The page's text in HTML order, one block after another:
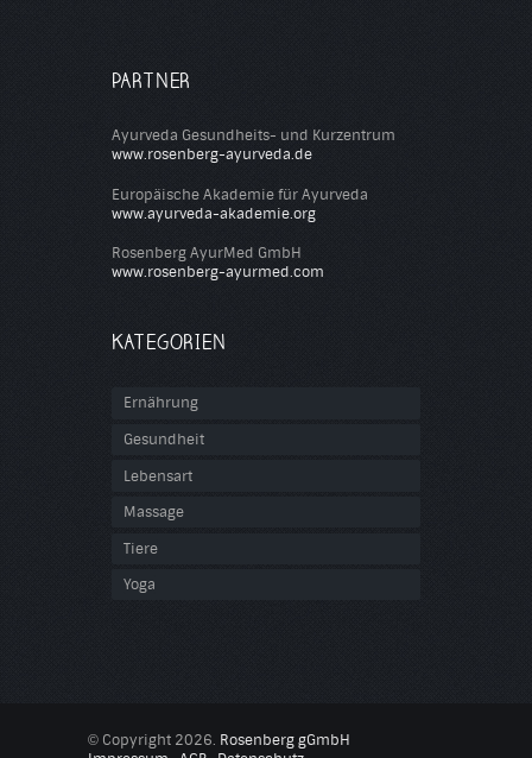
PARTNER
Ayurveda Gesundheits- und Kurzentrum
www.rosenberg-ayurveda.de
Europäische Akademie für Ayurveda
www.ayurveda-akademie.org
Rosenberg AyurMed GmbH
www.rosenberg-ayurmed.com
KATEGORIEN
Ernährung
Gesundheit
Lebensart
Massage
Tiere
Yoga
© Copyright 2026. Rosenberg gGmbH